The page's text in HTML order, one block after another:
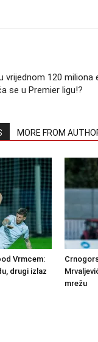
vrijednom 120 miliona
se u Premier ligu!?
MORE FROM
Vrmcem:
drugi izlaz
mrežu